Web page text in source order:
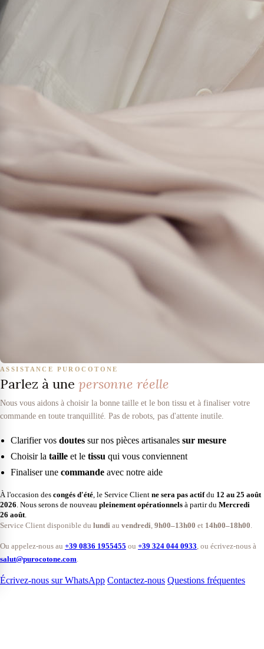
ASSISTANCE PUROCOTONE
Parlez à une personne réelle
Nous vous aidons à choisir la bonne taille et le bon tissu et à finaliser votre
commande en toute tranquillité. Pas de robots, pas d'attente inutile.
Clarifier vos doutes sur nos pièces artisanales sur mesure
Choisir la taille et le tissu qui vous conviennent
Finaliser une commande avec notre aide
À l'occasion des congés d'été , le Service Client ne sera pas actifdu 12 au 25 août
2026 . Nous serons de nouveau pleinement opérationnels à partir du Mercredi
26 août
Service Client disponible du lundi au vendredi 9h00–13h00 et 14h00–18h00
Ou appelez-nous au +39 0836 1955455 ou +39 324 044 0933 , ou écrivez-nous à
salut@purocotone.com
Écrivez-nous sur WhatsApp Contactez-nous Questions fréquentes